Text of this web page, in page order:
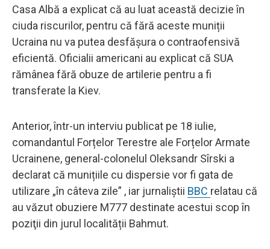
Casa Albă a explicat că au luat această decizie în
ciuda riscurilor, pentru că fără aceste muniții
Ucraina nu va putea desfășura o contraofensivă
eficientă. Oficialii americani au explicat că SUA
rămânea fără obuze de artilerie pentru a fi
transferate la Kiev.
Anterior, într-un interviu publicat pe 18 iulie,
comandantul Forțelor Terestre ale Forțelor Armate
Ucrainene, general-colonelul Oleksandr Sîrski a
declarat că munițiile cu dispersie vor fi gata de
utilizare „în câteva zile” , iar jurnaliştii BBC relatau că
au văzut obuziere M777 destinate acestui scop în
poziţii din jurul localității Bahmut.